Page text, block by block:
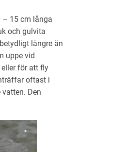
– 15 cm långa
och gulvita
längre än
uppe vid
för att fly
oftast i
Den